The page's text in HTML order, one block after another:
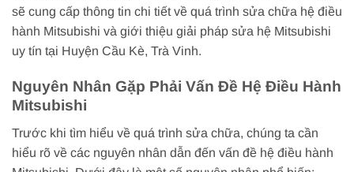
sẽ cung cấp thông tin chi tiết về quá trình sửa chữa hệ điều
hành Mitsubishi và giới thiệu giải pháp sửa hệ Mitsubishi
uy tín tại Huyện Cầu Kè, Trà Vinh.
Nguyên Nhân Gặp Phải Vấn Đề Hệ Điều Hành
Mitsubishi
Trước khi tìm hiểu về quá trình sửa chữa, chúng ta cần
hiểu rõ về các nguyên nhân dẫn đến vấn đề hệ điều hành